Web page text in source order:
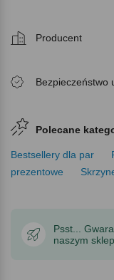
Producent
Bezpieczeństwo
Polecane
Bestsellery dla par
prezentowe
Psst...
naszym